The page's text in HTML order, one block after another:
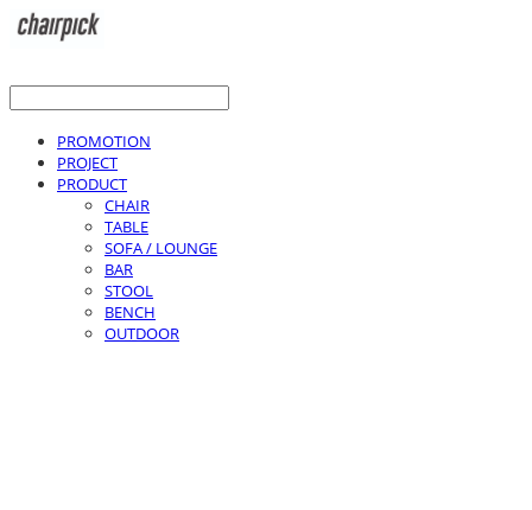
PROMOTION
PROJECT
PRODUCT
CHAIR
TABLE
SOFA / LOUNGE
BAR
STOOL
BENCH
OUTDOOR